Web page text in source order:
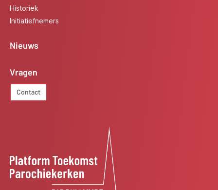
Historiek
Initiatiefnemers
Nieuws
Vragen
Contact